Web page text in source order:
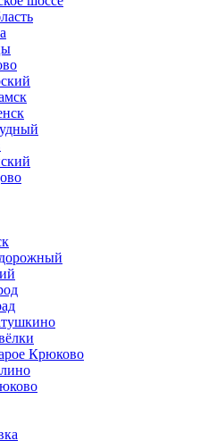
Крюково